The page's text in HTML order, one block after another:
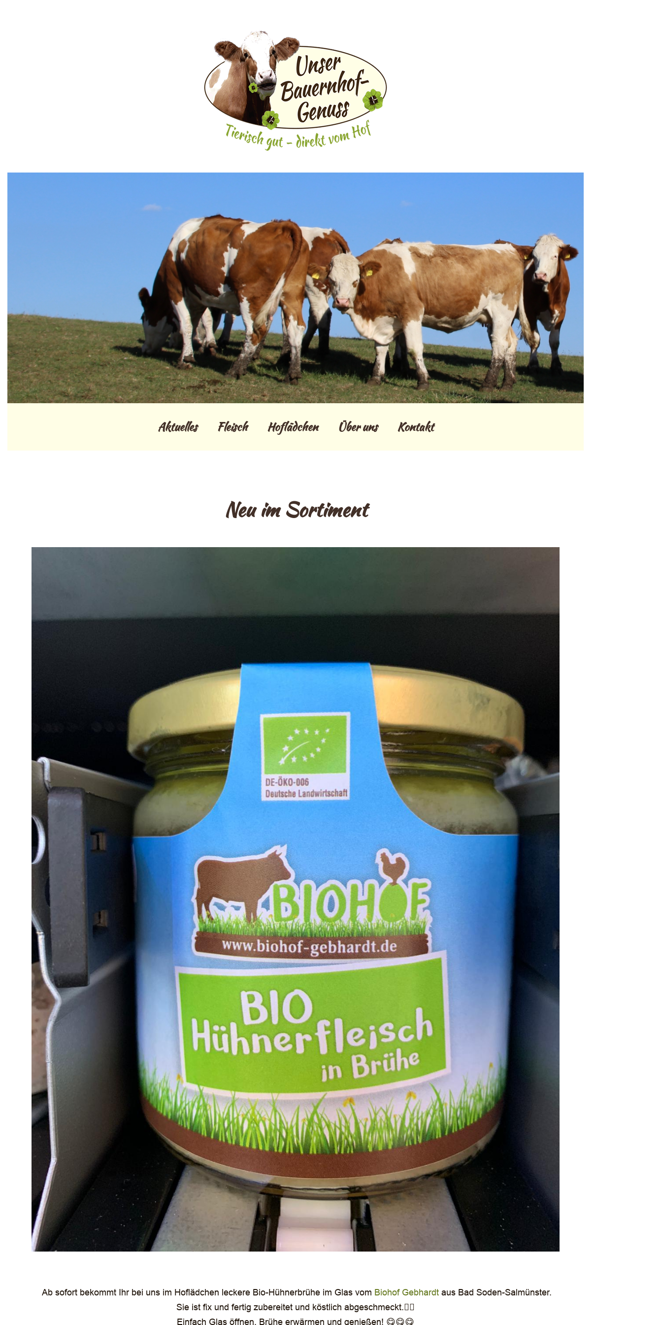
Aktuelles Fleisch Hoflädchen Über uns Kontakt
Neu im Sortiment
Ab sofort bekommt Ihr bei uns im Hoflädchen leckere Bio-Hühnerbrühe im Glas vom Biohof Gebhardtaus Bad Soden-Salmünster.
Sie ist fix und fertig zubereitet und köstlich abgeschmeckt.👌🏼
Einfach Glas öffnen, Brühe erwärmen und genießen! 😋😋😋